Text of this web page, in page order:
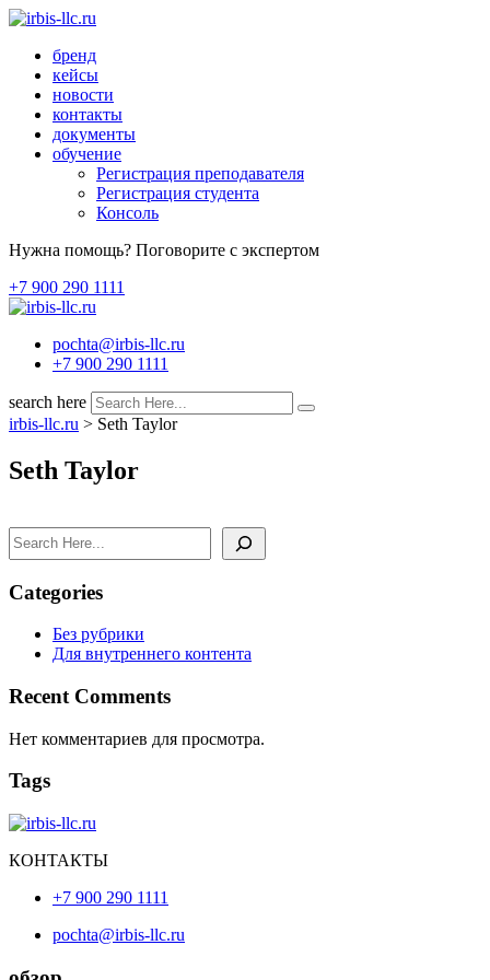
Перейти
содержимому
бренд
кейсы
новости
контакты
документы
обучение
Регистрация преподавателя
Регистрация студента
Консоль
Нужна помощь? Поговорите с экспертом
+7 900 290 1111
pochta@irbis-llc.ru
+7 900 290 1111
search here
irbis-llc.ru > Seth Taylor
Seth Taylor
Search
Categories
Без рубрики
Для внутреннего контента
Recent Comments
Нет комментариев для просмотра.
Tags
КОНТАКТЫ
+7 900 290 1111
pochta@irbis-llc.ru